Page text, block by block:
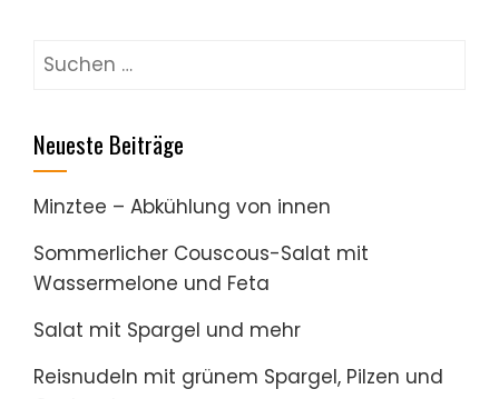
Beiträge
Suchen
Neueste Beiträge
Minztee – Abkühlung von innen
Sommerlicher Couscous-Salat mit
Wassermelone und Feta
Salat mit Spargel und mehr
Reisnudeln mit grünem Spargel, Pilzen und